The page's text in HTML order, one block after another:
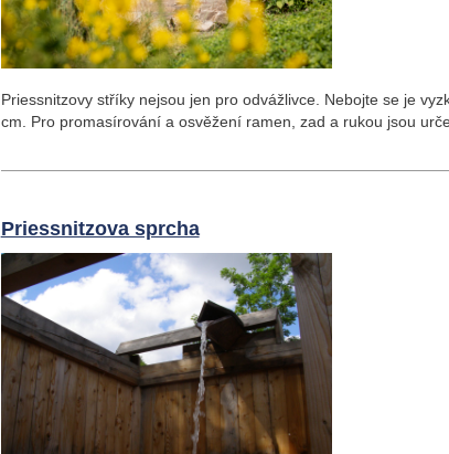
Priessnitzovy stříky nejsou jen pro odvážlivce. Nebojte se je
cm. Pro promasírování a osvěžení ramen, zad a rukou jsou
Priessnitzova sprcha